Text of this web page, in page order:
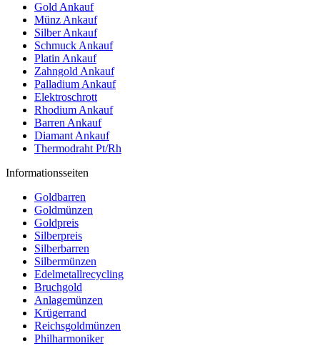
Gold Ankauf
Münz Ankauf
Silber Ankauf
Schmuck Ankauf
Platin Ankauf
Zahngold Ankauf
Palladium Ankauf
Elektroschrott
Rhodium Ankauf
Barren Ankauf
Diamant Ankauf
Thermodraht Pt/Rh
Informationsseiten
Goldbarren
Goldmünzen
Goldpreis
Silberpreis
Silberbarren
Silbermünzen
Edelmetallrecycling
Bruchgold
Anlagemünzen
Krügerrand
Reichsgoldmünzen
Philharmoniker